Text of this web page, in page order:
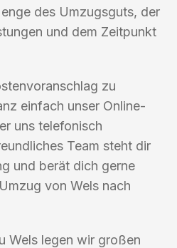
des Umzugsguts, der
und dem Zeitpunkt
zu
einfach unser Online-
uns telefonisch
Team steht dir
und berät dich gerne
von Wels nach
Wels legen wir großen